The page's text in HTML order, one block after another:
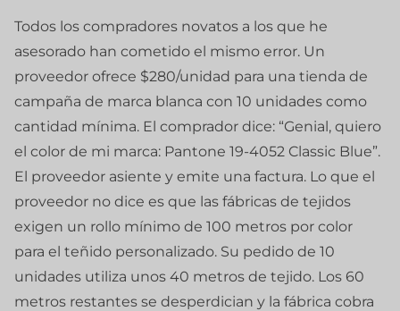
Todos los compradores novatos a los que he
asesorado han cometido el mismo error. Un
proveedor ofrece $280/unidad para una tienda de
campaña de marca blanca con 10 unidades como
cantidad mínima. El comprador dice: “Genial, quiero
el color de mi marca: Pantone 19-4052 Classic Blue”.
El proveedor asiente y emite una factura. Lo que el
proveedor no dice es que las fábricas de tejidos
exigen un rollo mínimo de 100 metros por color
para el teñido personalizado. Su pedido de 10
unidades utiliza unos 40 metros de tejido. Los 60
metros restantes se desperdician y la fábrica cobra